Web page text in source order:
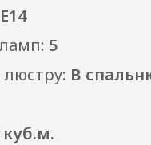
E14
5
В
куб.м.